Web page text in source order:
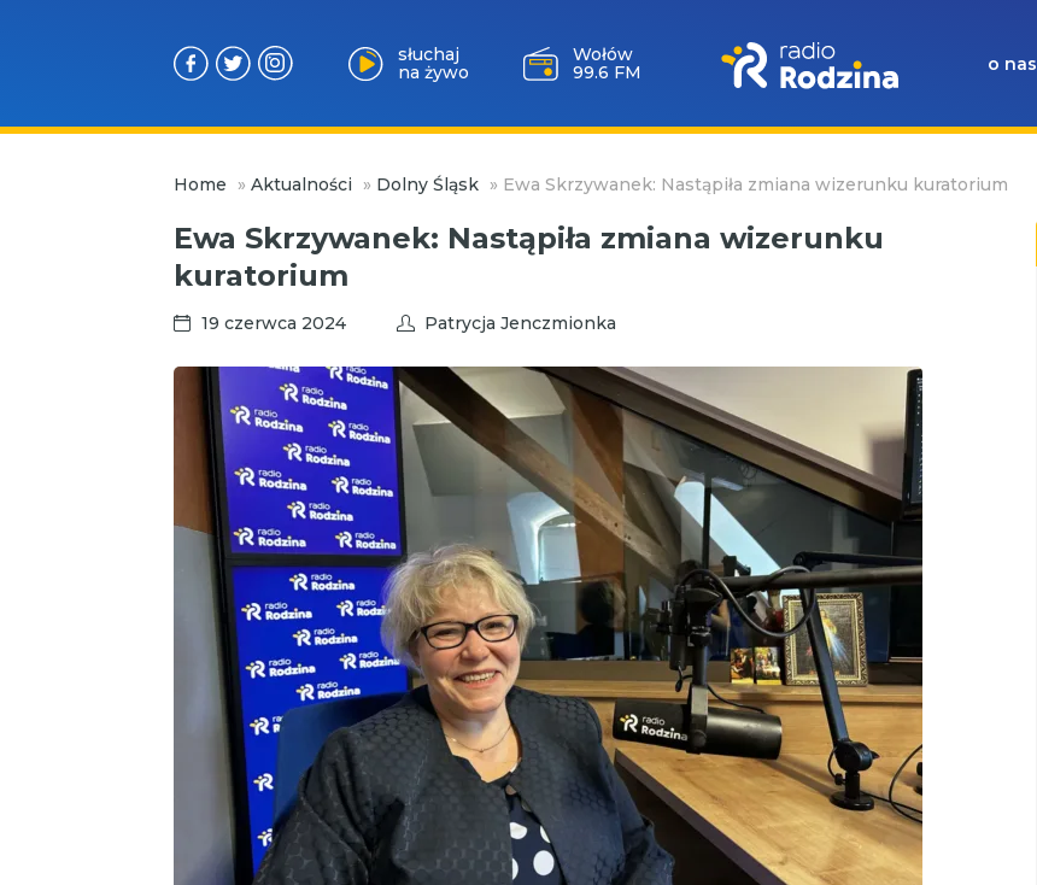
słuchaj
na żywo
Wołów
99.6 FM
o nas
Home » Aktualności » Dolny Śląsk » Ewa Skrzywanek: Nastąpiła zmiana wizerunku kuratorium
Ewa Skrzywanek: Nastąpiła zmiana wizerunku
kuratorium
19 czerwca 2024 Patrycja Jenczmionka